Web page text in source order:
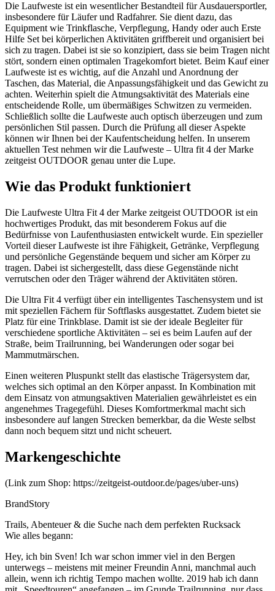
Die Laufweste ist ein wesentlicher Bestandteil für Ausdauersportler,
insbesondere für Läufer und Radfahrer. Sie dient dazu, das
Equipment wie Trinkflasche, Verpflegung, Handy oder auch Erste
Hilfe Set bei körperlichen Aktivitäten griffbereit und organisiert bei
sich zu tragen. Dabei ist sie so konzipiert, dass sie beim Tragen nicht
stört, sondern einen optimalen Tragekomfort bietet. Beim Kauf einer
Laufweste ist es wichtig, auf die Anzahl und Anordnung der
Taschen, das Material, die Anpassungsfähigkeit und das Gewicht zu
achten. Weiterhin spielt die Atmungsaktivität des Materials eine
entscheidende Rolle, um übermäßiges Schwitzen zu vermeiden.
Schließlich sollte die Laufweste auch optisch überzeugen und zum
persönlichen Stil passen. Durch die Prüfung all dieser Aspekte
können wir Ihnen bei der Kaufentscheidung helfen. In unserem
aktuellen Test nehmen wir die Laufweste – Ultra fit 4 der Marke
zeitgeist OUTDOOR genau unter die Lupe.
Wie das Produkt funktioniert
Die Laufweste Ultra Fit 4 der Marke zeitgeist OUTDOOR ist ein
hochwertiges Produkt, das mit besonderem Fokus auf die
Bedürfnisse von Laufenthusiasten entwickelt wurde. Ein spezieller
Vorteil dieser Laufweste ist ihre Fähigkeit, Getränke, Verpflegung
und persönliche Gegenstände bequem und sicher am Körper zu
tragen. Dabei ist sichergestellt, dass diese Gegenstände nicht
verrutschen oder den Träger während der Aktivitäten stören.
Die Ultra Fit 4 verfügt über ein intelligentes Taschensystem und ist
mit speziellen Fächern für Softflasks ausgestattet. Zudem bietet sie
Platz für eine Trinkblase. Damit ist sie der ideale Begleiter für
verschiedene sportliche Aktivitäten – sei es beim Laufen auf der
Straße, beim Trailrunning, bei Wanderungen oder sogar bei
Mammutmärschen.
Einen weiteren Pluspunkt stellt das elastische Trägersystem dar,
welches sich optimal an den Körper anpasst. In Kombination mit
dem Einsatz von atmungsaktiven Materialien gewährleistet es ein
angenehmes Tragegefühl. Dieses Komfortmerkmal macht sich
insbesondere auf langen Strecken bemerkbar, da die Weste selbst
dann noch bequem sitzt und nicht scheuert.
Markengeschichte
(Link zum Shop: https://zeitgeist-outdoor.de/pages/uber-uns)
BrandStory
Trails, Abenteuer & die Suche nach dem perfekten Rucksack
Wie alles begann:
Hey, ich bin Sven! Ich war schon immer viel in den Bergen
unterwegs – meistens mit meiner Freundin Anni, manchmal auch
allein, wenn ich richtig Tempo machen wollte. 2019 hab ich dann